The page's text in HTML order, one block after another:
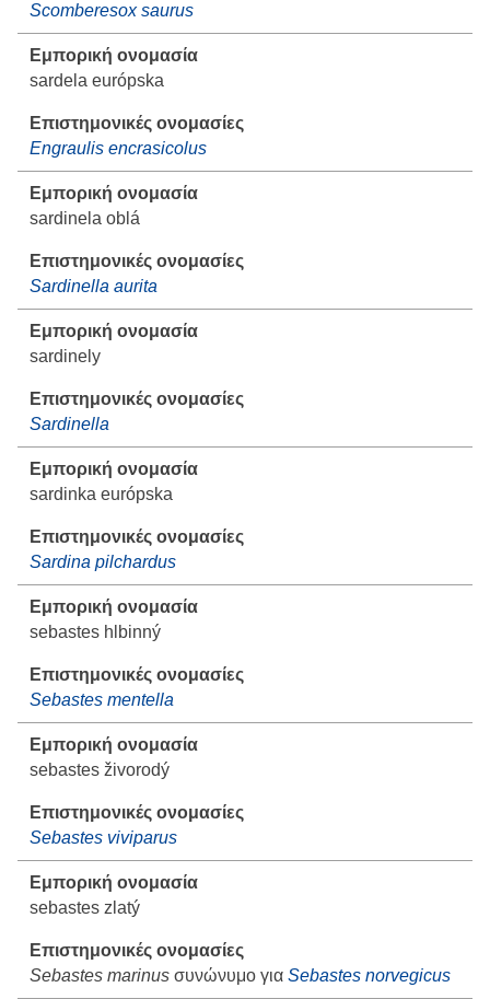
Scomberesox saurus
sardela európska
Engraulis encrasicolus
sardinela oblá
Sardinella aurita
sardinely
Sardinella
sardinka európska
Sardina pilchardus
sebastes hlbinný
Sebastes mentella
sebastes živorodý
Sebastes viviparus
sebastes zlatý
Sebastes marinusσυνώνυμο για Sebastes norvegicus